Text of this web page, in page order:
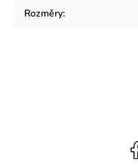
Rozměry: